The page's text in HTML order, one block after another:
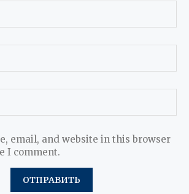
email, and website in this browser
I comment.